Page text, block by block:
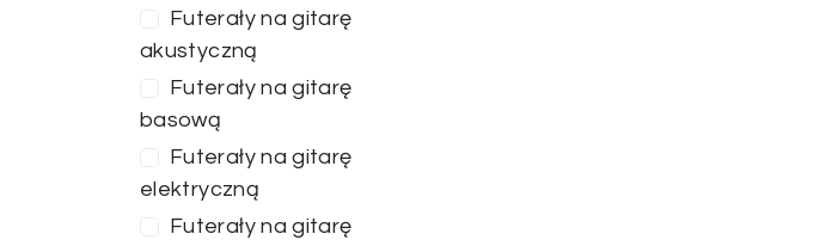
Futerały na gitarę
akustyczną
Futerały na gitarę
basową
Futerały na gitarę
elektryczną
Futerały na gitarę